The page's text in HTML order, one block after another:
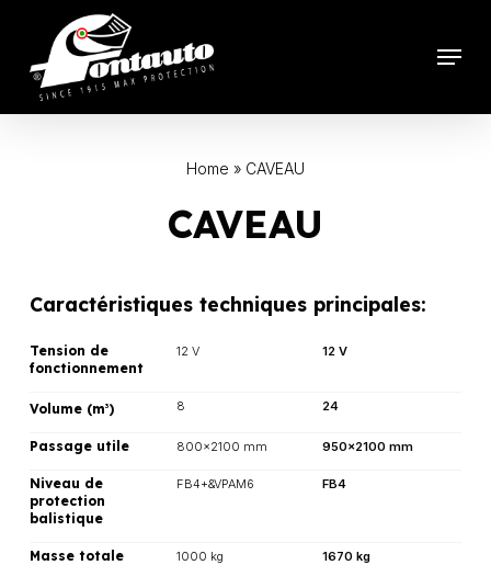
content
Menu
Home » CAVEAU
CAVEAU
Caractéristiques techniques principales:
Tension de
fonctionnement
12 V 12 V
Volume (m3) 8 24
Passage utile 800×2100 mm 950×2100 mm
Niveau de
protection
balistique
FB4+&VPAM6 FB4
Masse totale 1000 kg 1670 kg